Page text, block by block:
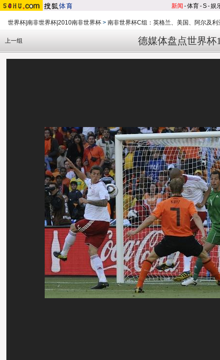
新闻 -体育-S-娱
世界杯|南非世界杯|2010南非世界杯 > 南非世界杯C组：英格兰、美国、阿尔及利
德媒体盘点世界杯
上一组